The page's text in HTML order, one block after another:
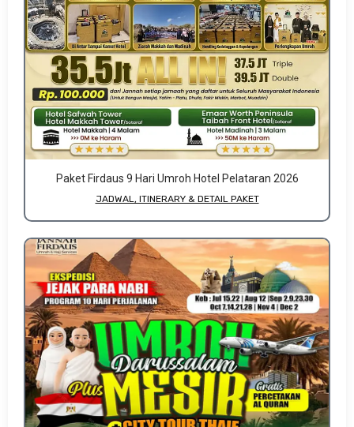
Paket Firdaus 9 Hari Umroh Hotel Pelataran 2026
JADWAL, ITINERARY & DETAIL PAKET